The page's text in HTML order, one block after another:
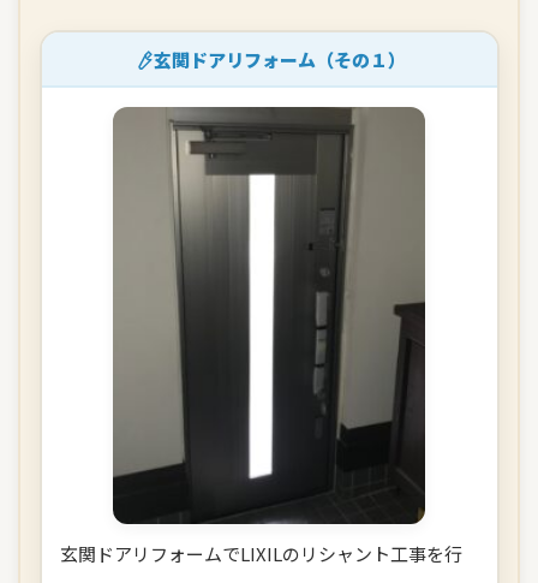
玄関ドアリフォーム（その１）
玄関ドアリフォームでLIXILのリシャント工事を行